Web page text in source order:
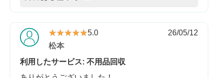
★★★★★
★★★★★5.0
26/05/12
松本
利用したサービス: 不用品回収